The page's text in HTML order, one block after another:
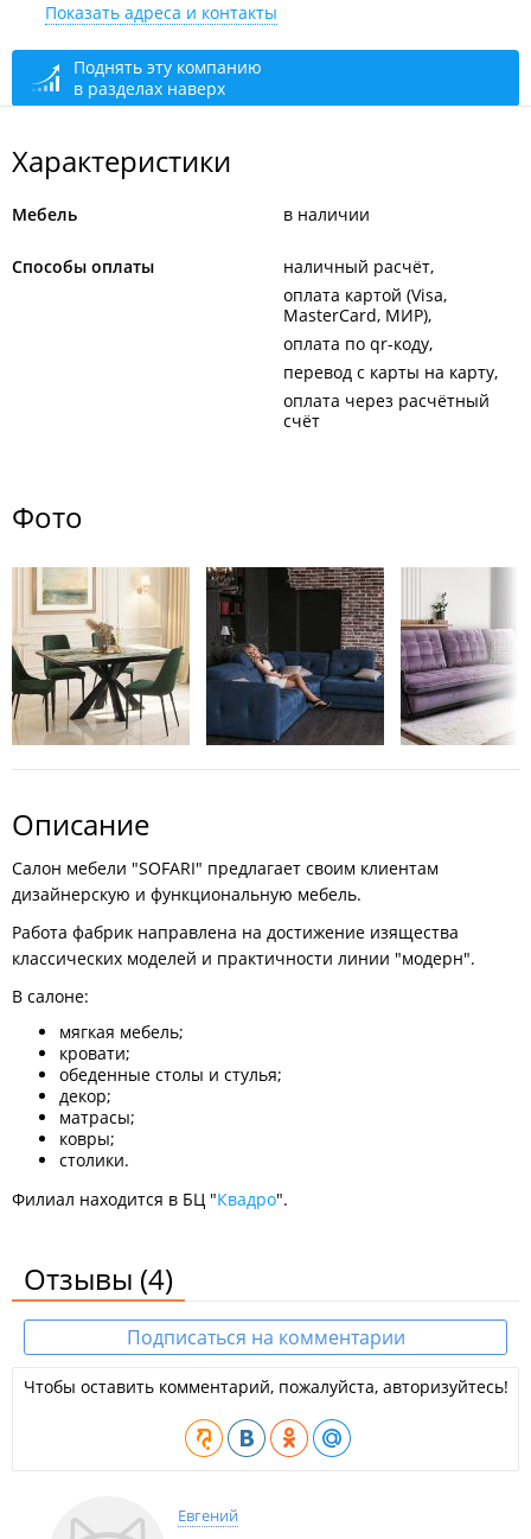
+7 902 505-74-74
закрыто, откроется в 10:00
Показать адреса и контакты
Поднять эту компанию
в разделах наверх
Характеристики
Мебель в наличии
Способы оплаты
наличный расчёт
оплата картой (Visa,
MasterCard, МИР)
оплата по qr-коду
перевод с карты на карту
оплата через расчётный
счёт
Фото
Описание
Салон мебели "SOFARI" предлагает своим клиентам
дизайнерскую и функциональную мебель.
Работа фабрик направлена на достижение изящества
классических моделей и практичности линии "модерн".
В салоне:
мягкая мебель;
кровати;
обеденные столы и стулья;
декор;
матрасы;
ковры;
столики.
Филиал находится в БЦ "Квадро".
Отзывы (4)
Подписаться на комментарии
Чтобы оставить комментарий, пожалуйста, авторизуйтесь!
Евгений